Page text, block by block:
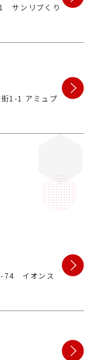
サンリブくり
1-1 アミュプ
74 イオンス